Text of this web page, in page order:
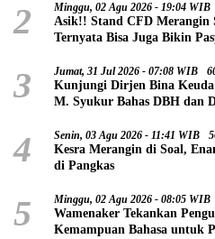
2 Minggu, 02 Agu 2026 - 19:04 WIB
Asik!! Stand CFD Merangin
Ternyata Bisa Juga Bikin
3 Jumat, 31 Jul 2026 - 07:08 WIB
Kunjungi Dirjen Bina
M. Syukur Bahas DBH dan
4 Senin, 03 Agu 2026 - 11:41 WIB
Kesra Merangin di Soal,
di Pangkas
5 Minggu, 02 Agu 2026 - 08:05 WIB
Wamenaker Tekankan
Kemampuan Bahasa untuk